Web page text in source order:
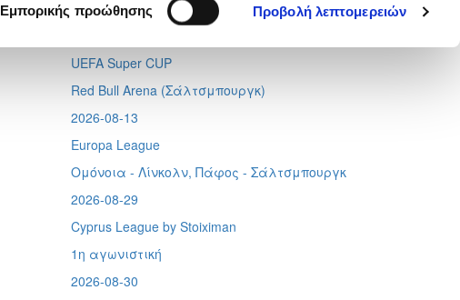
Εμπορικής προώθησης Προβολή λεπτομερειών
Απόλλων - Μπραν
UEFA Super CUP
Red Bull Arena (Σάλτσμπουργκ)
2026-08-13
Europa League
Ομόνοια - Λίνκολν, Πάφος - Σάλτσμπουργκ
2026-08-29
Cyprus League by Stoiximan
1η αγωνιστική
2026-08-30